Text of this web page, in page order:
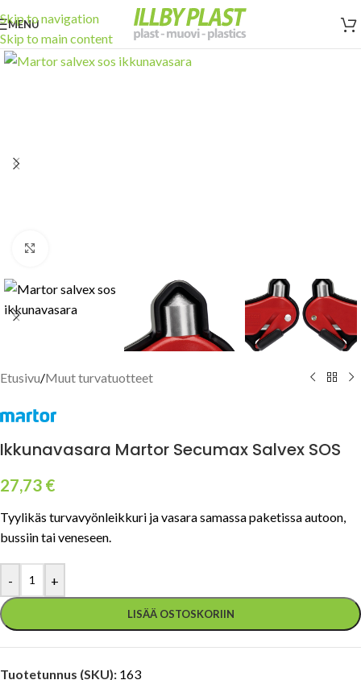
Skip to navigation
Skip to main content
MENU
Etusivu/Muut turvatuotteet
Ikkunavasara Martor Secumax Salvex SOS
27,73 €
Tyylikäs turvavyönleikkuri ja vasara samassa paketissa autoon,
bussiin tai veneseen.
- +
LISÄÄ OSTOSKORIIN
Tuotetunnus (SKU): 163